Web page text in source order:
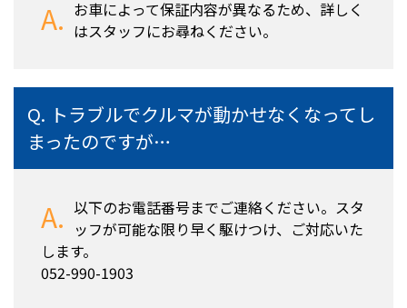
お車によって保証内容が異なるため、詳しく
はスタッフにお尋ねください。
トラブルでクルマが動かせなくなってし
まったのですが…
以下のお電話番号までご連絡ください。スタ
ッフが可能な限り早く駆けつけ、ご対応いた
します。
052-990-1903